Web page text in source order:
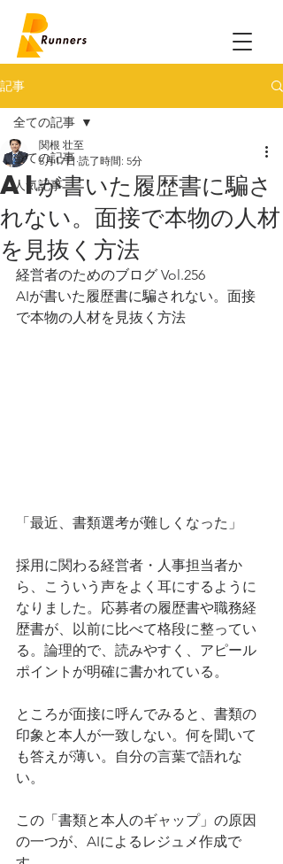
記事
全ての記事
人気記事
全ての記事
AIが書いた履歴書に騙さ
れない。面接で本物の人材
を見抜く方法
関根 壮至
5月17日 読了時間: 5分
経営者のためのブログ Vol.256
AIが書いた履歴書に騙されない。面接
で本物の人材を見抜く方法
「最近、書類選考が難しくなった」
採用に関わる経営者・人事担当者か
ら、こういう声をよく耳にするように
なりました。応募者の履歴書や職務経
歴書が、以前に比べて格段に整ってい
る。論理的で、読みやすく、アピール
ポイントが明確に書かれている。
ところが面接に呼んでみると、書類の
印象と本人が一致しない。何を聞いて
も答えが薄い。自分の言葉で語れな
い。
この「書類と本人のギャップ」の原因
の一つが、AIによるレジュメ作成で